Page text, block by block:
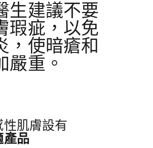
生建議不要
瑕疵，以免
，使暗瘡和
嚴重。
肌膚設有
產品